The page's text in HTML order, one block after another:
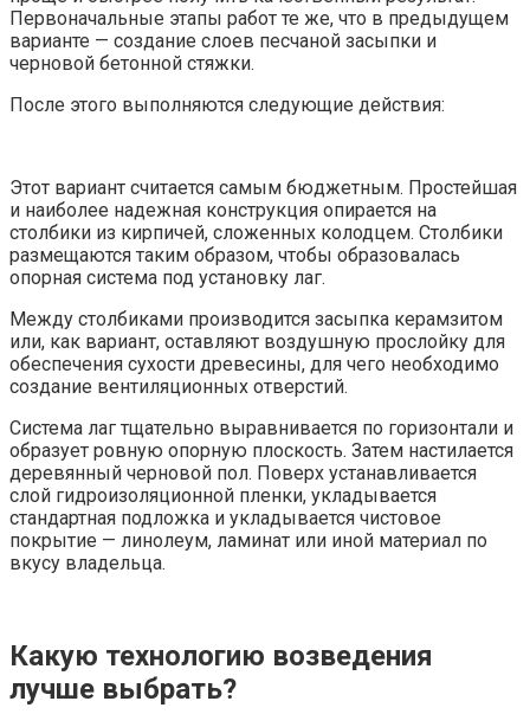
Первоначальные этапы работ те же, что в предыдущем
варианте — создание слоев песчаной засыпки и
черновой бетонной стяжки.
После этого выполняются следующие действия:
Этот вариант считается самым бюджетным. Простейшая
и наиболее надежная конструкция опирается на
столбики из кирпичей, сложенных колодцем. Столбики
размещаются таким образом, чтобы образовалась
опорная система под установку лаг.
Между столбиками производится засыпка керамзитом
или, как вариант, оставляют воздушную прослойку для
обеспечения сухости древесины, для чего необходимо
создание вентиляционных отверстий.
Система лаг тщательно выравнивается по горизонтали и
образует ровную опорную плоскость. Затем настилается
деревянный черновой пол. Поверх устанавливается
слой гидроизоляционной пленки, укладывается
стандартная подложка и укладывается чистовое
покрытие — линолеум, ламинат или иной материал по
вкусу владельца.
Какую технологию возведения
лучше выбрать?